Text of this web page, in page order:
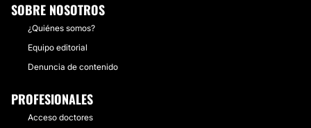
SOBRE NOSOTROS
¿Quiénes somos?
Equipo editorial
Denuncia de contenido
PROFESIONALES
Acceso doctores